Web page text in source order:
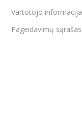
Vartotojo informacija
Pageidavimų sąrašas